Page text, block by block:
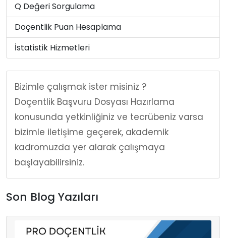
Q Değeri Sorgulama
Doçentlik Puan Hesaplama
İstatistik Hizmetleri
Bizimle çalışmak ister misiniz ?
Doçentlik Başvuru Dosyası Hazırlama
konusunda yetkinliğiniz ve tecrübeniz varsa
bizimle iletişime geçerek, akademik
kadromuzda yer alarak çalışmaya
başlayabilirsiniz.
Son Blog Yazıları